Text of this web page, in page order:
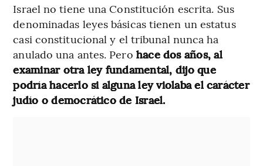
Israel no tiene una Constitución escrita. Sus
denominadas leyes básicas tienen un estatus
casi constitucional y el tribunal nunca ha
anulado una antes. Pero hace dos años, al
examinar otra ley fundamental, dijo que
podría hacerlo si alguna ley violaba el carácter
judío o democrático de Israel.